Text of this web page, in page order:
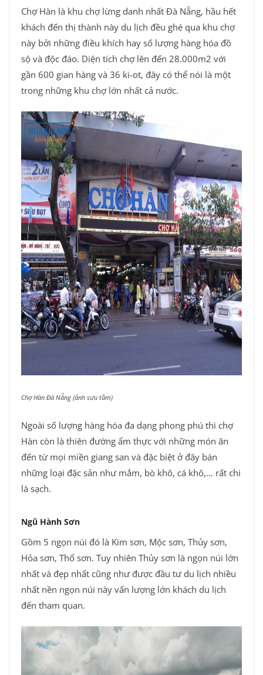
Chợ Hàn là khu chợ lừng danh nhất Đà Nẵng, hầu hết
khách đến thị thành này du lịch đều ghé qua khu chợ
này bởi những điều khích hay số lượng hàng hóa đồ
sộ và độc đáo. Diện tích chợ lên đến 28.000m2 với
gần 600 gian hàng và 36 ki-ot, đây có thể nói là một
trong những khu chợ lớn nhất cả nước.
Chợ Hàn Đà Nẵng (ảnh sưu tầm)
Ngoài số lượng hàng hóa đa dạng phong phú thì chợ
Hàn còn là thiên đường ẩm thực với những món ăn
đến từ mọi miền giang san và đặc biệt ở đây bán
những loại đặc sản như mắm, bò khô, cá khô,… rất chi
là sạch.
Ngũ Hành Sơn
Gồm 5 ngọn núi đó là Kim sơn, Mộc sơn, Thủy sơn,
Hỏa sơn, Thổ sơn. Tuy nhiên Thủy sơn là ngọn núi lớn
nhất và đẹp nhất cũng như được đầu tư du lịch nhiều
nhất nền ngọn núi này vấn lượng lớn khách du lịch
đến tham quan.